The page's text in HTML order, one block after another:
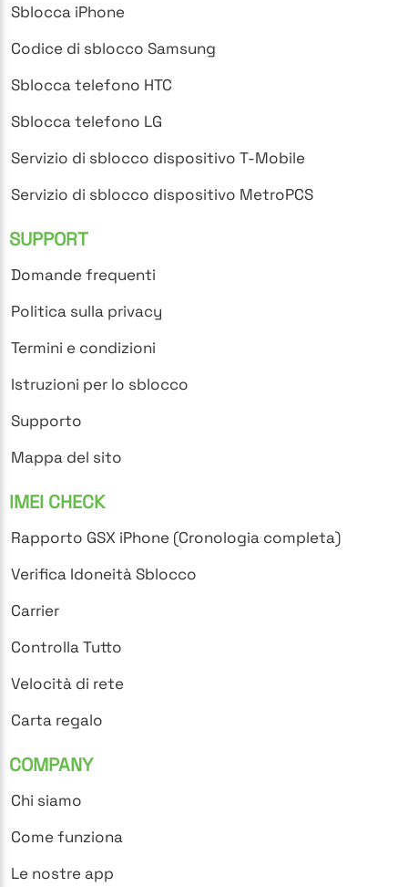
Sblocca iPhone
Codice di sblocco Samsung
Sblocca telefono HTC
Sblocca telefono LG
Servizio di sblocco dispositivo T-Mobile
Servizio di sblocco dispositivo MetroPCS
SUPPORT
Domande frequenti
Politica sulla privacy
Termini e condizioni
Istruzioni per lo sblocco
Supporto
Mappa del sito
IMEI CHECK
Rapporto GSX iPhone (Cronologia completa)
Verifica Idoneità Sblocco
Carrier
Controlla Tutto
Velocità di rete
Carta regalo
COMPANY
Chi siamo
Come funziona
Le nostre app